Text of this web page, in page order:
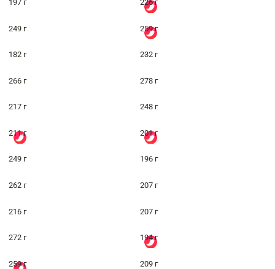
197 г 226 г
249 г 259 г
182 г 232 г
266 г 278 г
217 г 248 г
211 г 201 г
249 г 196 г
262 г 207 г
216 г 207 г
272 г 194 г
259 г 209 г